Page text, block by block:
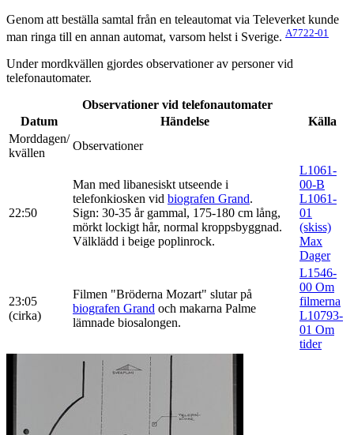
Genom att beställa samtal från en teleautomat via Televerket kunde
man ringa till en annan automat, varsom helst i Sverige. A7722-01
Under mordkvällen gjordes observationer av personer vid
telefonautomater.
Observationer vid telefonautomater
Datum
Händelse
Källa
Morddagen/
kvällen
Observationer
22:50
Man med libanesiskt utseende i
telefonkiosken vid biografen Grand.
Sign: 30-35 år gammal, 175-180 cm lång,
mörkt lockigt hår, normal kroppsbyggnad.
Välklädd i beige poplinrock.
L1061-
00-B
L1061-
01
(skiss)
Max
Dager
23:05
(cirka)
Filmen "Bröderna Mozart" slutar på
biografen Grand och makarna Palme
lämnade biosalongen.
L1546-
00 Om
filmerna
L10793-
01 Om
tider